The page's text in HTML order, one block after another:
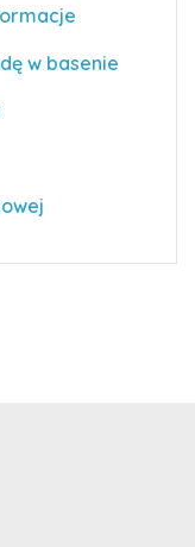
w basenie